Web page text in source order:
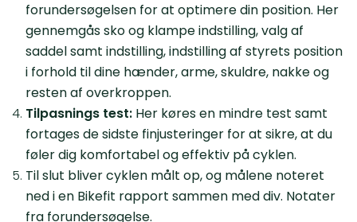
forundersøgelsen for at optimere din position. Her
gennemgås sko og klampe indstilling, valg af
saddel samt indstilling, indstilling af styrets position
i forhold til dine hænder, arme, skuldre, nakke og
resten af overkroppen.
Tilpasnings test: Her køres en mindre test samt
fortages de sidste finjusteringer for at sikre, at du
føler dig komfortabel og effektiv på cyklen.
Til slut bliver cyklen målt op, og målene noteret
ned i en Bikefit rapport sammen med div. Notater
fra forundersøgelse.